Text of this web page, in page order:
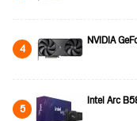
4 NVIDIA
5 Intel Arc